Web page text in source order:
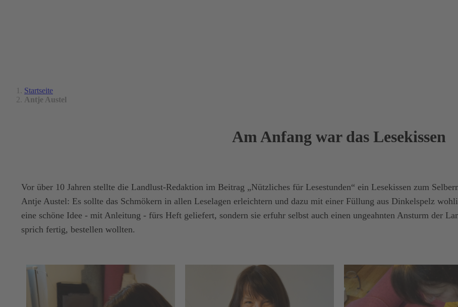
Startseite
Antje Austel
Am Anfang war das Lesekissen
Vor über 10 Jahren stellte die Landlust-Redaktion im Beitrag „Nützliches für Lesestunden“ ein Lesekissen zum
Antje Austel: Es sollte das Schmökern in allen Leselagen erleichtern und dazu mit einer Füllung aus Dinkelspelz
eine schöne Idee - mit Anleitung - fürs Heft geliefert, sondern sie erfuhr selbst auch einen ungeahnten Ansturm der
sprich fertig, bestellen wollten.